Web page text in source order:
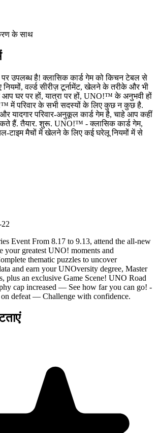
के साथ
उपलब्ध है! क्लासिक कार्ड गेम को किचन टेबल से
वर्ल्ड सीरीज़ टूर्नामेंट, खेलने के तरीके और भी
घर पर हों, यात्रा पर हों, UNO!™ के अनुभवी हों
में परिवार के सभी सदस्यों के लिए कुछ न कुछ है.
यादगार परिवार-अनुकूल कार्ड गेम है, चाहे आप कहीं
हैं. तैयार. शुरू. UNO!™ - क्लासिक कार्ड गेम,
टाइम मैचों में खेलने के लिए कई घरेलू नियमों में से
Event From 8.17 to 9.13, attend the all-new
your greatest UNO! moments and
thematic puzzles to uncover
and earn your UNOversity degree, Master
plus an exclusive Game Scene! UNO Road
cap increased — See how far you can go! -
defeat — Challenge with confidence.